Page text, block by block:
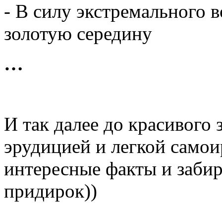
- В силу экстремального
золотую середину
…
И так далее до
эрудицией и легкой
интересные факты и
придирок))